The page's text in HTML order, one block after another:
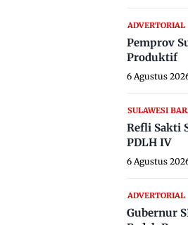
ADVERTORIAL
Pemprov
Produktif
6 Agustus
SULAWESI
Refli Sakti
PDLH IV
6 Agustus
ADVERTORIAL
Gubernur